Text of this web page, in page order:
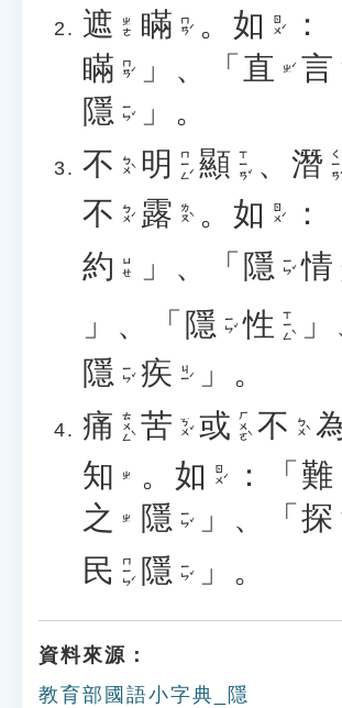
遮 ㄓㄜ 瞞 ㄇㄢˊ 。 如 ㄖㄨˊ ：
瞞 ㄇㄢˊ 」、「 直 ㄓˊ 言
隱 ㄧㄣˇ
」。
不 ㄅㄨˋ 明 ㄇㄧㄥˊ 顯 ㄒㄧㄢˇ 、 潛 ㄑㄧㄢˊ
不 ㄅㄨˊ 露 ㄌㄡˋ 。 如 ㄖㄨˊ ：
約 ㄩㄝ 」、「 隱 ㄧㄣˇ 情
」、「 隱 ㄧㄣˇ 性 ㄒㄧㄥˋ
隱 ㄧㄣˇ 疾 ㄐㄧˊ
」。
痛 ㄊㄨㄥˋ 苦 ㄎㄨˇ 或 ㄏㄨㄛˋ 不 ㄅㄨˋ
知 ㄓ 。 如 ㄖㄨˊ ：「 難
之 ㄓ 隱 ㄧㄣˇ 」、「 探
民 ㄇㄧㄣˊ 隱 ㄧㄣˇ 」。
資料來源：
教育部國語小字典_隱